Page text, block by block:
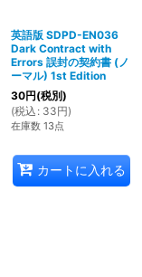
英語版 SDPD-EN036
Dark Contract with
Errors 誤封の契約書 (ノ
ーマル) 1st Edition
30円(税別)
(税込 : 33円)
在庫数 13点
カートに入れる